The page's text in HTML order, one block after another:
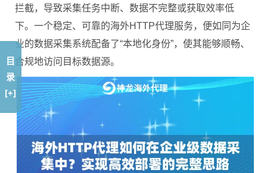
拦截，导致采集任务中断、数据不完整或获取效率低
下。一个稳定、可靠的海外HTTP代理服务，便如同为企
业的数据采集系统配备了“本地化身份”，使其能够顺畅、
合规地访问目标数据源。
目
录
[+]